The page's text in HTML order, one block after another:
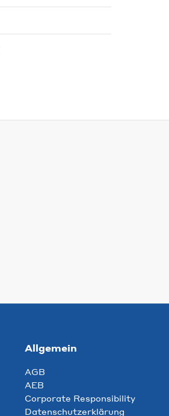
Allgemein
AGB
AEB
Corporate Responsibility
Datenschutzerklärung